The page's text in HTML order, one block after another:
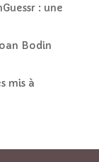
: une
Bodin
mis à